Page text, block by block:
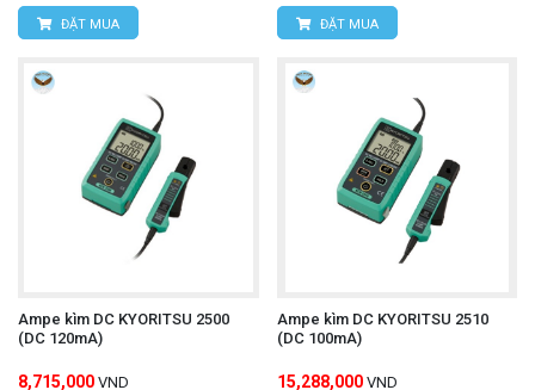
ĐẶT MUA ĐẶT MUA
Ampe kìm DC KYORITSU 2500
(DC 120mA)
8,715,000 VND
Ampe kìm DC KYORITSU 2510
(DC 100mA)
15,288,000 VND